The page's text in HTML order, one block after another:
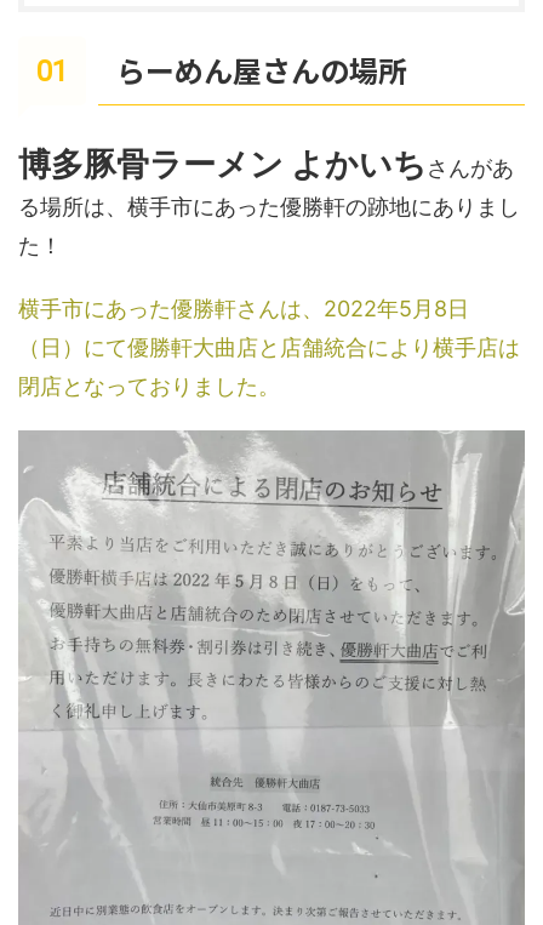
らーめん屋さんの場所
博多豚骨ラーメン よかいち さんがあ
る場所は、横手市にあった優勝軒の跡地にありまし
た！
横手市にあった優勝軒さんは、2022年5月8日
（日）にて優勝軒大曲店と店舗統合により横手店は
閉店となっておりました。